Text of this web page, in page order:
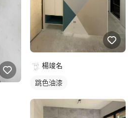
楊竣名
跳色油漆